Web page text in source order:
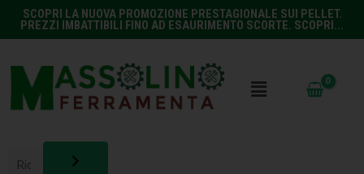
SCOPRI LA NUOVA PROMOZIONE PRESTAGIONALE SUI PELLET.
PREZZI IMBATTIBILI FINO AD ESAURIMENTO SCORTE. SCOPRI...